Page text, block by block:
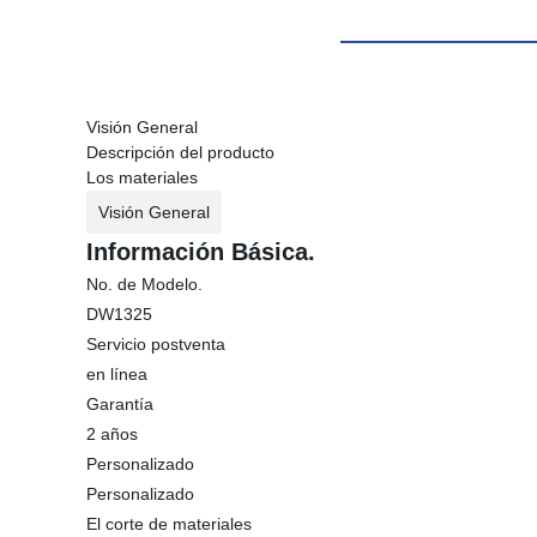
Visión General
Descripción del producto
Los materiales
Visión General
Información Básica.
No. de Modelo.
DW1325
Servicio postventa
en línea
Garantía
2 años
Personalizado
Personalizado
El corte de materiales